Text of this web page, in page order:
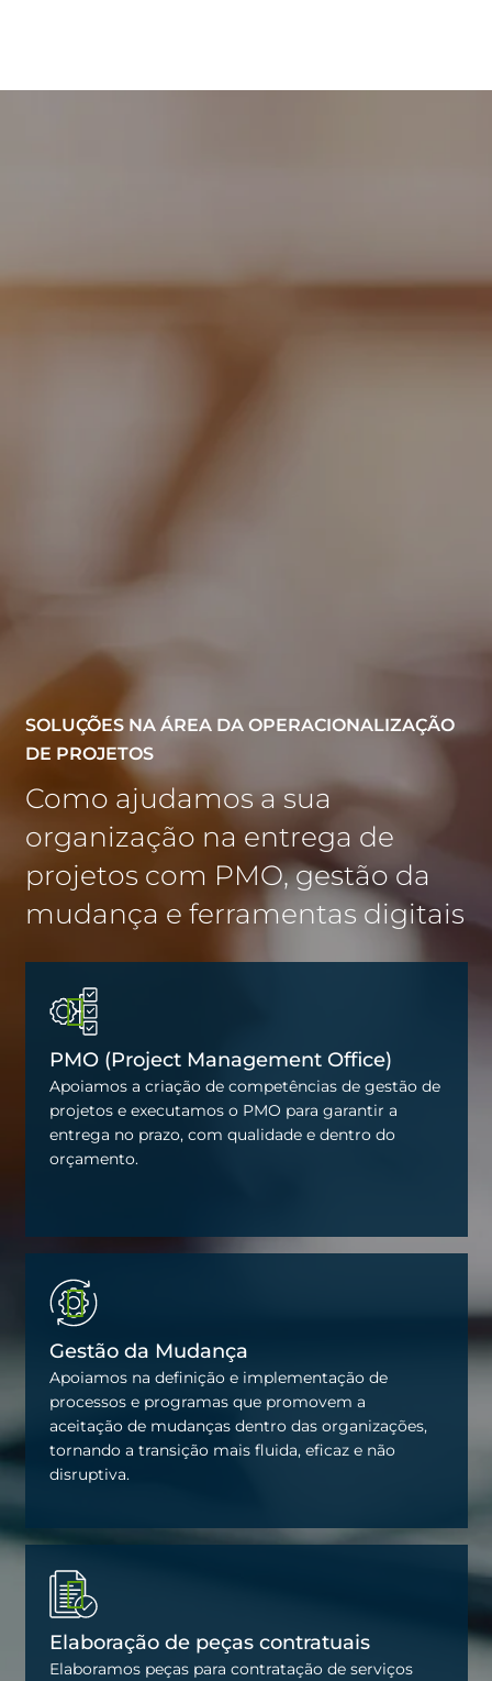
SOLUÇÕES NA ÁREA DA OPERACIONALIZAÇÃO
DE PROJETOS
Como ajudamos a sua
organização na entrega de
projetos com PMO, gestão da
mudança e ferramentas digitais
PMO (Project Management Office)
Apoiamos a criação de competências de gestão de
projetos e executamos o PMO para garantir a
entrega no prazo, com qualidade e dentro do
orçamento.
Gestão da Mudança
Apoiamos na definição e implementação de
processos e programas que promovem a
aceitação de mudanças dentro das organizações,
tornando a transição mais fluida, eficaz e não
disruptiva.
Elaboração de peças contratuais
Elaboramos peças para contratação de serviços